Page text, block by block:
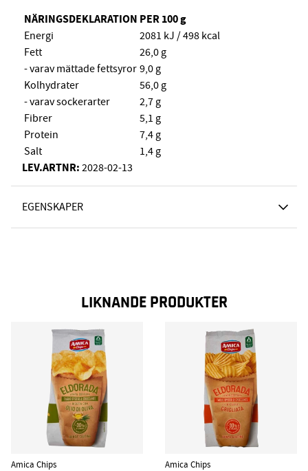
NÄRINGSDEKLARATION PER 100 g
Energi
2081 kJ / 498 kcal
Fett
26,0 g
- varav mättade fettsyror 9,0 g
Kolhydrater
56,0 g
- varav sockerarter
2,7 g
Fibrer
5,1 g
Protein
7,4 g
Salt
1,4 g
LEV.ARTNR: 2028-02-13
EGENSKAPER
LIKNANDE PRODUKTER
Amica Chips Amica Chips